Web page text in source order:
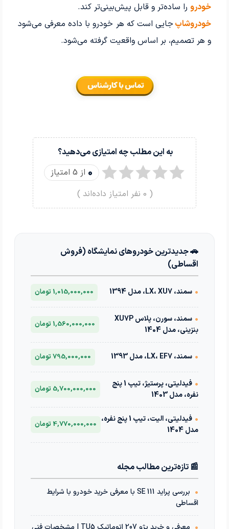
خودرو را ساده‌تر و قابل پیش‌بینی‌تر کند.
خودروشاپ جایی است که هر خودرو با داده معرفی می‌شود
و هر تصمیم، بر اساس واقعیت گرفته می‌شود.
به این مطلب چه امتیازی می‌دهید؟
0 از 5 امتیاز
(
0 نفر امتیاز داده‌اند )
🚗 جدیدترین خودروهای نمایشگاه (فروش
اقساطی)
• سمند، LX، XU7، مدل 1394 1,015,000,000 تومان
•
سمند، سورن، پلاس XU7P
بنزینی، مدل 1404
1,560,000,000 تومان
• سمند، LX، EF7، مدل 1393 795,000,000 تومان
•
فیدلیتی، پرستیژ، تیپ 1 پنج
نفره، مدل 1403
5,700,000,000 تومان
•
فیدلیتی، الیت، تیپ 1 پنج نفره،
مدل 1404
4,770,000,000 تومان
📰 تازه‌ترین مطالب مجله
•
بررسی پراید 111 SE با معرفی خرید خودرو با شرایط
اقساطی